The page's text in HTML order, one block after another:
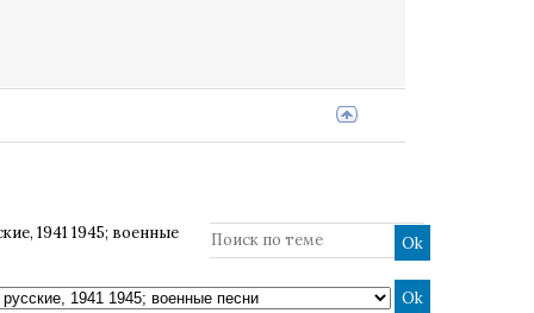
1941 1945; военные